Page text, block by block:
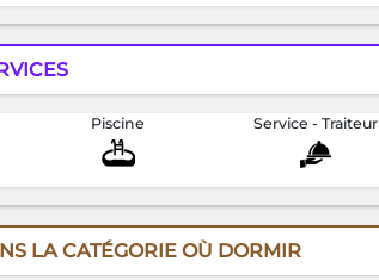
Piscine Service - Traiteur
LA CATÉGORIE OÙ DORMIR